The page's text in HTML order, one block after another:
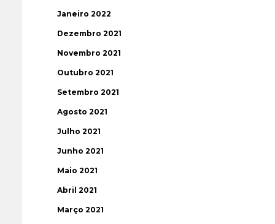
Janeiro 2022
Dezembro 2021
Novembro 2021
Outubro 2021
Setembro 2021
Agosto 2021
Julho 2021
Junho 2021
Maio 2021
Abril 2021
Março 2021